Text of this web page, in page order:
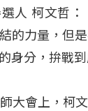
人 柯文哲
的力量，但
身分，拚戰到
大會上，柯